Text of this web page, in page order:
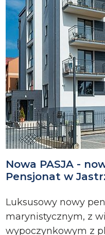
Nowa PASJA -
Pensjonat w
Luksusowy nowy
marynistycznym, z
wypoczynkowym z